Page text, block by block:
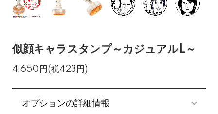
似顔キャラスタンプ～カジュアルL～
4,650円(税423円)
オプションの詳細情報